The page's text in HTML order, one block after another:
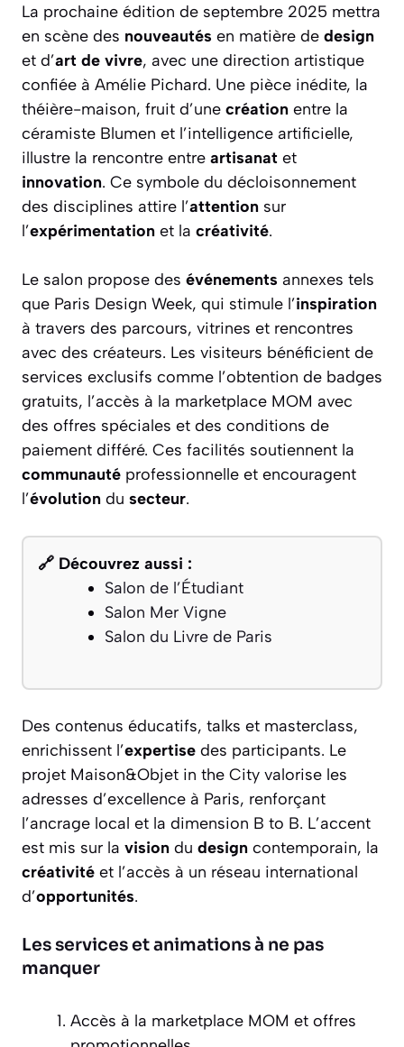
La prochaine édition de septembre 2025 mettra
en scène des nouveautés en matière de design
et d’art de vivre, avec une direction artistique
confiée à Amélie Pichard. Une pièce inédite, la
théière-maison, fruit d’une création entre la
céramiste Blumen et l’intelligence artificielle,
illustre la rencontre entre artisanat et
innovation. Ce symbole du décloisonnement
des disciplines attire l’attention sur
l’expérimentation et la créativité.
Le salon propose des événements annexes tels
que Paris Design Week, qui stimule l’inspiration
à travers des parcours, vitrines et rencontres
avec des créateurs. Les visiteurs bénéficient de
services exclusifs comme l’obtention de badges
gratuits, l’accès à la marketplace MOM avec
des offres spéciales et des conditions de
paiement différé. Ces facilités soutiennent la
communauté professionnelle et encouragent
l’évolution du secteur.
🔗 Découvrez aussi :
Salon de l’Étudiant
Salon Mer Vigne
Salon du Livre de Paris
Des contenus éducatifs, talks et masterclass,
enrichissent l’expertise des participants. Le
projet Maison&Objet in the City valorise les
adresses d’excellence à Paris, renforçant
l’ancrage local et la dimension B to B. L’accent
est mis sur la vision du design contemporain, la
créativité et l’accès à un réseau international
d’opportunités.
Les services et animations à ne pas
manquer
Accès à la marketplace MOM et offres